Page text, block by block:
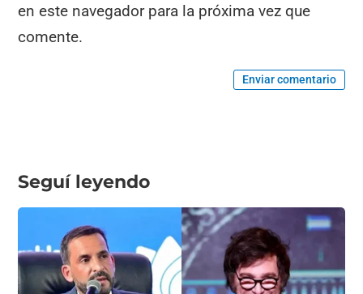
en este navegador para la próxima vez que
comente.
Enviar comentario
Seguí leyendo